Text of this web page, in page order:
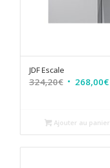
JDF Escale
324,20€ 268,00€
Ajouter au panier